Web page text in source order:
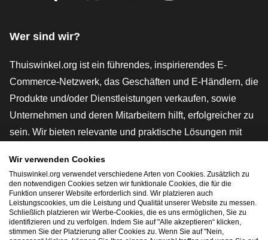
Wer sind wir?
Thuiswinkel.org ist ein führendes, inspirierendes E-
Commerce-Netzwerk, das Geschäften und E-Händlern, die
Produkte und/oder Dienstleistungen verkaufen, sowie
Unternehmen und deren Mitarbeitern hilft, erfolgreicher zu
sein. Wir bieten relevante und praktische Lösungen mit
rechtlichen Instrumenten und Beratung,
Interessenvertretung, Marktforschung und verfügen über
eine eigene Bildungsplattform, die Thuiswinkel e-
Academy.
Wir verwenden Cookies
Thuiswinkel.org verwendet verschiedene Arten von Cookies. Zusätzlich zu
den notwendigen Cookies setzen wir funktionale Cookies, die für die
Funktion unserer Website erforderlich sind. Wir platzieren auch
Leistungscookies, um die Leistung und Qualität unserer Website zu messen.
Schließlich platzieren wir Werbe-Cookies, die es uns ermöglichen, Sie zu
identifizieren und zu verfolgen. Indem Sie auf "Alle akzeptieren“ klicken,
stimmen Sie der Platzierung aller Cookies zu. Wenn Sie auf "Nein,